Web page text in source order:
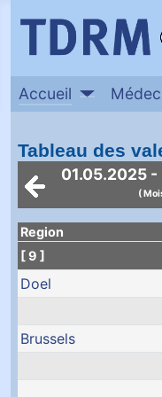
Accueil
Tableau des
01.05.2025
(
Region
[ 9 ]
Doel
Brussels